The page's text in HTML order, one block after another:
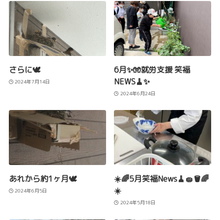
さらに🕊️
2024年7月14日
6月✨🧤就労支援 笑福
NEWS🧹✨
2024年6月24日
あれから約1ヶ月🕊️
2024年6月5日
☀️🌈5月笑福News🧹🧽🪣🌈
☀️
2024年5月18日